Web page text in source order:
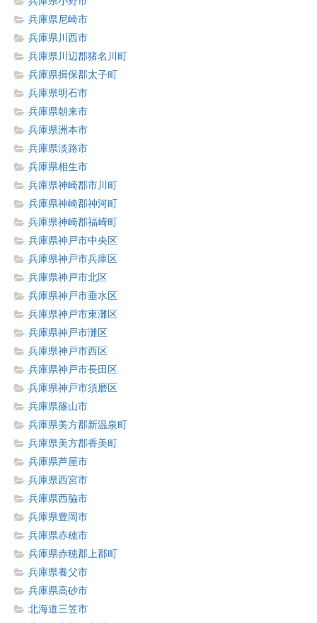
兵庫県尼崎市
兵庫県川西市
兵庫県川辺郡猪名川町
兵庫県揖保郡太子町
兵庫県明石市
兵庫県朝来市
兵庫県洲本市
兵庫県淡路市
兵庫県相生市
兵庫県神崎郡市川町
兵庫県神崎郡神河町
兵庫県神崎郡福崎町
兵庫県神戸市中央区
兵庫県神戸市兵庫区
兵庫県神戸市北区
兵庫県神戸市垂水区
兵庫県神戸市東灘区
兵庫県神戸市灘区
兵庫県神戸市西区
兵庫県神戸市長田区
兵庫県神戸市須磨区
兵庫県篠山市
兵庫県美方郡新温泉町
兵庫県美方郡香美町
兵庫県芦屋市
兵庫県西宮市
兵庫県西脇市
兵庫県豊岡市
兵庫県赤穂市
兵庫県赤穂郡上郡町
兵庫県養父市
兵庫県高砂市
北海道三笠市